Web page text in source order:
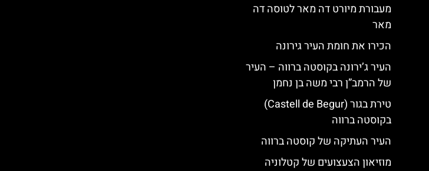
מעבורת מיורט דה מאר לטוסה דה
מאר
הכירו את חומת העיר גירונה
העיר ג’ירונה בקוסטה ברווה – העיר
של הרמב”ן רבי משה בן נחמן
טירת בגור (Castell de Begur)
בקוסטה ברווה
העיר העתיקה של קוסטה ברווה
מוזיאון הצעצועים של קטלוניה